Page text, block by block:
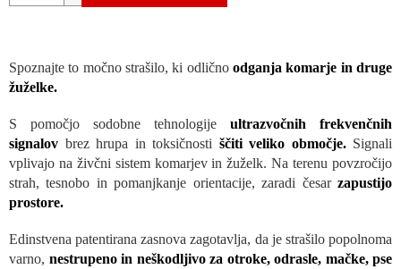
Spoznajte to močno strašilo, ki odlično odganja komarje in druge
žuželke.
S pomočjo sodobne tehnologije ultrazvočnih frekvenčnih
signalov brez hrupa in toksičnosti ščiti veliko območje.Signali
vplivajo na živčni sistem komarjev in žuželk. Na terenu povzročijo
strah, tesnobo in pomanjkanje orientacije, zaradi česar zapustijo
prostore.
Edinstvena patentirana zasnova zagotavlja, da je strašilo popolnoma
varno, nestrupeno in neškodljivo za otroke, odrasle, mačke, pse